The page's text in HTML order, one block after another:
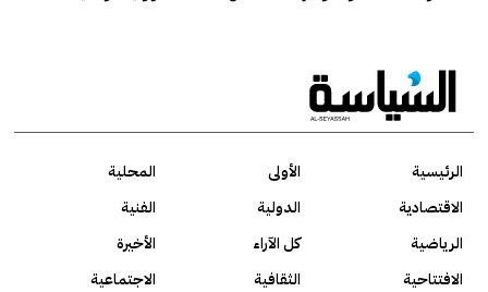
الرئيسية الأولى
المحلية
الاقتصادية
الدولية
الفنية
الرياضية
كل الآراء
الأخيرة
الافتتاحية
الثقافية
الاجتماعية